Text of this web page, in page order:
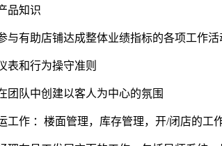
品知识
与有助店铺达成整体业绩指标的各项工作活
表和行为操守准则
团队中创建以客人为中心的氛围
工作 ：楼面管理，库存管理，开/闭店的工